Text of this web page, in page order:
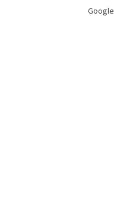
Google